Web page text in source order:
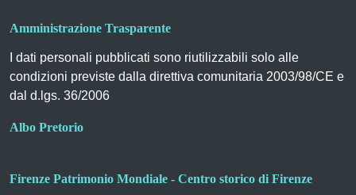
Amministrazione Trasparente
I dati personali pubblicati sono riutilizzabili solo alle
condizioni previste dalla direttiva comunitaria 2003/98/CE e
dal d.lgs. 36/2006
Albo Pretorio
Firenze Patrimonio Mondiale - Centro storico di Firenze